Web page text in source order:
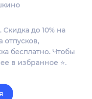
до 10% на
отпусков,
бесплатно. Чтобы
в избранное ⭐.